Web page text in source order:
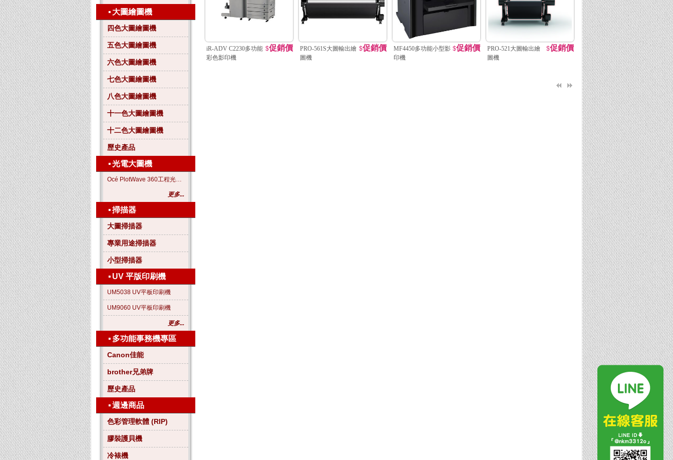
▪ 大圖繪圖機
四色大圖繪圖機
五色大圖繪圖機
六色大圖繪圖機
七色大圖繪圖機
八色大圖繪圖機
十一色大圖繪圖機
十二色大圖繪圖機
歷史產品
▪光電大圖機
Océ PlotWave 360工程光電大圖機
更多...
▪掃描器
大圖掃描器
專業用途掃描器
小型掃描器
▪ UV 平版印刷機
UM5038 UV平板印刷機
UM9060 UV平板印刷機
更多...
▪ 多功能事務機專區
Canon佳能
brother兄弟牌
歷史產品
▪週邊商品
色彩管理軟體 (RIP)
膠裝護貝機
冷裱機
iR-ADV C2230多功能
彩色影印機
$促銷價
PRO-561S大圖輸出繪
圖機
$促銷價
MF4450多功能小型影
印機
$促銷價
PRO-521大圖輸出繪
圖機
$促銷價